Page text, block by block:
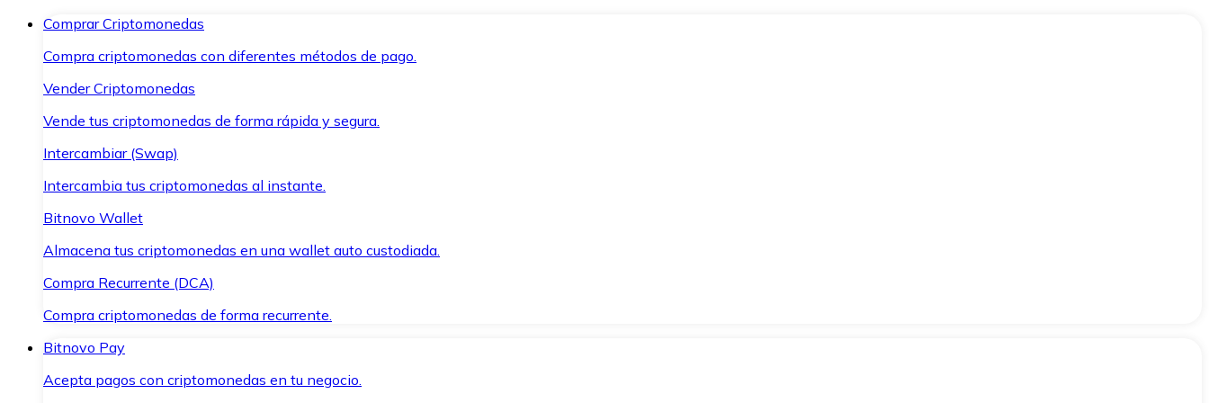
Comprar Criptomonedas
Compra criptomonedas con diferentes métodos de pago.
Vender Criptomonedas
Vende tus criptomonedas de forma rápida y segura.
Intercambiar (Swap)
Intercambia tus criptomonedas al instante.
Bitnovo Wallet
Almacena tus criptomonedas en una wallet auto custodiada.
Compra Recurrente (DCA)
Compra criptomonedas de forma recurrente.
Bitnovo Pay
Acepta pagos con criptomonedas en tu negocio.